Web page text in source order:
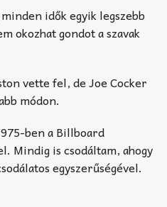
idők egyik legszebb
okozhat gondot a szavak
vette fel, de Joe Cocker
módon.
ben a Billboard
Mindig is csodáltam, ahogy
egyszerűségével.